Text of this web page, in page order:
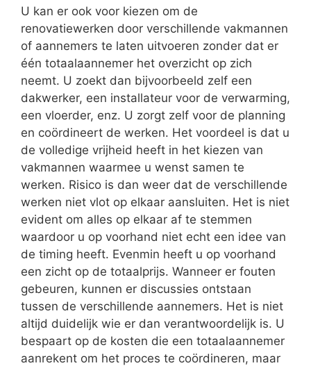
U kan er ook voor kiezen om de
renovatiewerken door verschillende vakmannen
of aannemers te laten uitvoeren zonder dat er
één totaalaannemer het overzicht op zich
neemt. U zoekt dan bijvoorbeeld zelf een
dakwerker, een installateur voor de verwarming,
een vloerder, enz. U zorgt zelf voor de planning
en coördineert de werken. Het voordeel is dat u
de volledige vrijheid heeft in het kiezen van
vakmannen waarmee u wenst samen te
werken. Risico is dan weer dat de verschillende
werken niet vlot op elkaar aansluiten. Het is niet
evident om alles op elkaar af te stemmen
waardoor u op voorhand niet echt een idee van
de timing heeft. Evenmin heeft u op voorhand
een zicht op de totaalprijs. Wanneer er fouten
gebeuren, kunnen er discussies ontstaan
tussen de verschillende aannemers. Het is niet
altijd duidelijk wie er dan verantwoordelijk is. U
bespaart op de kosten die een totaalaannemer
aanrekent om het proces te coördineren, maar